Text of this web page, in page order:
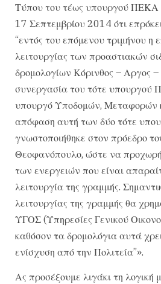
Τύπου του τέως υπουργού ΠΕΚΑ
17 Σεπτεμβρίου 2014 ότι
“εντός του επόμενου τριμήνου η
λειτουργίας των προαστιακών
δρομολογίων Κόρινθος – Αργος
συνεργασία του τότε υπουργού
υπουργό Υποδομών, Μεταφορών
απόφαση αυτή των δύο τότε
γνωστοποιήθηκε στον πρόεδρο
Θεοφανόπουλο, ώστε να
των ενεργειών που είναι
λειτουργία της γραμμής.
λειτουργίας της γραμμής θα
ΥΓΟΣ (Υπηρεσίες Γενικού
καθόσον τα δρομολόγια αυτά
ενίσχυση από την Πολιτεία”».
Ας προσέξουμε λιγάκι τη λογική